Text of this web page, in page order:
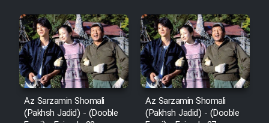
Az Sarzamin Shomali
(Pakhsh Jadid) - (Dooble
Az Sarzamin Shomali
(Pakhsh Jadid) - (Dooble